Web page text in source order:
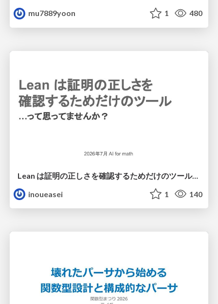
mu7889yoon
1 480
Lean は証明の正しさを確認するためだけのツールって思ってませんか？
inoueasei
1 140